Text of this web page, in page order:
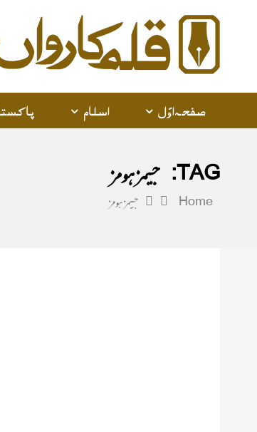
صفحہ اوّل اسلام
TAG: جیمز ہومز
Home جیمز ہومز